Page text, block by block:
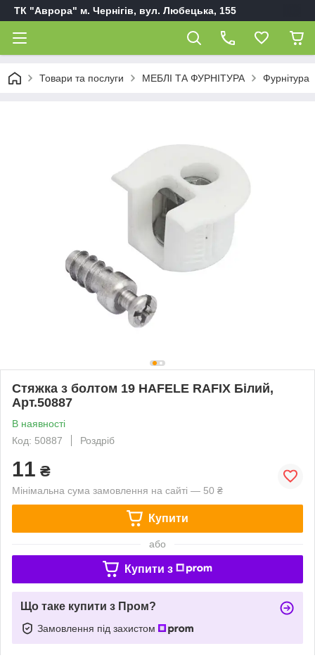
ТК "Аврора" м. Чернігів, вул. Любецька, 155
Товари та послуги МЕБЛІ ТА ФУРНІТУРА Фурнітура
Стяжка з болтом 19 HAFELE RAFIX Білий,
Арт.50887
В наявності
Код: 50887
Роздріб
11 ₴
Мінімальна сума замовлення на сайті — 50 ₴
Купити
або
Купити з
Що таке купити з Пром?
Замовлення під захистом